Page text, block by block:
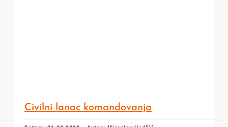
Civilni lanac komandovanja